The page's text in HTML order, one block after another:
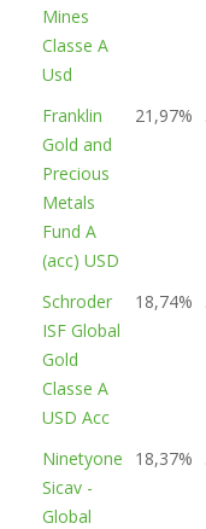
Mines
Classe A
Usd
Franklin
Gold and
Precious
Metals
Fund A
(acc) USD
21,97%
Schroder
ISF Global
Gold
Classe A
USD Acc
18,74%
Ninetyone
Sicav -
Global
18,37%